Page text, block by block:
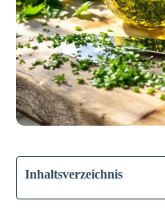
Inhaltsverzeichnis